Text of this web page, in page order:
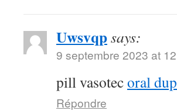
Uwsvqpsays:
9 septembre 2023 at
pill vasotecoral
Répondre